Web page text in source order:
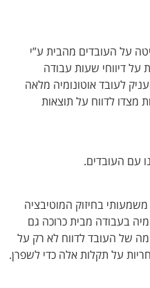
על העובדים מהבית ע”י
דיווחי שעות עבודה
לעובד אוטונומיה מלאה
מצדו לדווח על תוצאות
עם העובדים.
בחיזוק המוטיבציה
בעבודה מבית כרוכה גם
של העובד לדווח לא רק על
על תקלות אלה כדי לשפרן.